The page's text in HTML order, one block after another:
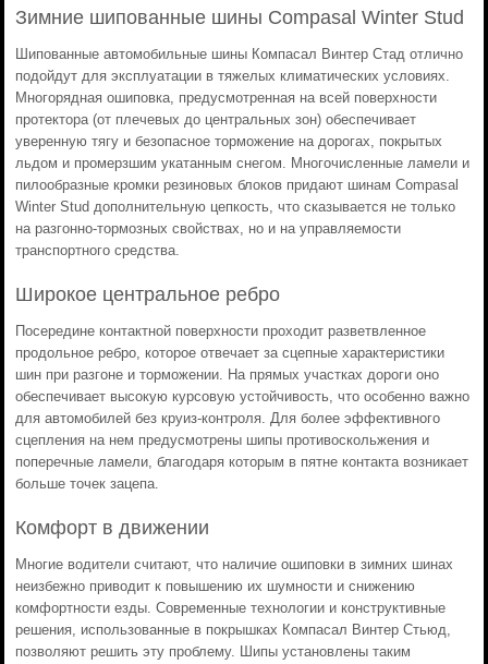
Зимние шипованные шины Compasal Winter Stud
Шипованные автомобильные шины Компасал Винтер Стад отлично
подойдут для эксплуатации в тяжелых климатических условиях.
Многорядная ошиповка, предусмотренная на всей поверхности
протектора (от плечевых до центральных зон) обеспечивает
уверенную тягу и безопасное торможение на дорогах, покрытых
льдом и промерзшим укатанным снегом. Многочисленные ламели и
пилообразные кромки резиновых блоков придают шинам Compasal
Winter Stud дополнительную цепкость, что сказывается не только
на разгонно-тормозных свойствах, но и на управляемости
транспортного средства.
Широкое центральное ребро
Посередине контактной поверхности проходит разветвленное
продольное ребро, которое отвечает за сцепные характеристики
шин при разгоне и торможении. На прямых участках дороги оно
обеспечивает высокую курсовую устойчивость, что особенно важно
для автомобилей без круиз-контроля. Для более эффективного
сцепления на нем предусмотрены шипы противоскольжения и
поперечные ламели, благодаря которым в пятне контакта возникает
больше точек зацепа.
Комфорт в движении
Многие водители считают, что наличие ошиповки в зимних шинах
неизбежно приводит к повышению их шумности и снижению
комфортности езды. Современные технологии и конструктивные
решения, использованные в покрышках Компасал Винтер Стьюд,
позволяют решить эту проблему. Шипы установлены таким